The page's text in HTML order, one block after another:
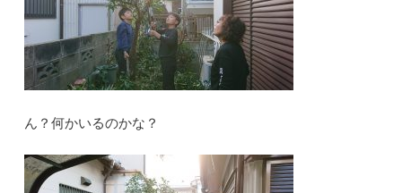
ん？何かいるのかな？